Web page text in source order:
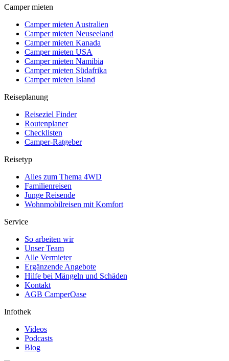
Camper mieten
Camper mieten Australien
Camper mieten Neuseeland
Camper mieten Kanada
Camper mieten USA
Camper mieten Namibia
Camper mieten Südafrika
Camper mieten Island
Reiseplanung
Reiseziel Finder
Routenplaner
Checklisten
Camper-Ratgeber
Reisetyp
Alles zum Thema 4WD
Familienreisen
Junge Reisende
Wohnmobilreisen mit Komfort
Service
So arbeiten wir
Unser Team
Alle Vermieter
Ergänzende Angebote
Hilfe bei Mängeln und Schäden
Kontakt
AGB CamperOase
Infothek
Videos
Podcasts
Blog